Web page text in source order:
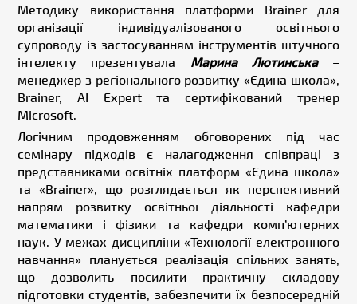
Методику використання платформи Brainer для
організації індивідуалізованого освітнього
супроводу із застосуванням інструментів штучного
інтелекту презентувала Марина Лютинська–
менеджер з регіонального розвитку «Єдина школа»,
Brainer, AI Expert та сертифікований тренер
Microsoft.
Логічним продовженням обговорених під час
семінару підходів є налагодження співпраці з
представниками освітніх платформ «Єдина школа»
та «Brainer», що розглядається як перспективний
напрям розвитку освітньої діяльності кафедри
математики і фізики та кафедри комп’ютерних
наук. У межах дисципліни «Технології електронного
навчання» планується реалізація спільних занять,
що дозволить посилити практичну складову
підготовки студентів, забезпечити їх безпосередній